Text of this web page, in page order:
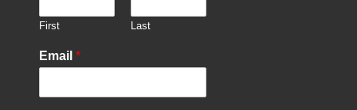
First Last
Email *